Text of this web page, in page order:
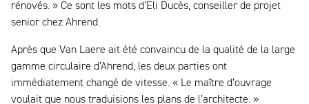
rénovés. » Ce sont les mots d’Eli Ducès, conseiller de projet
senior chez Ahrend.
Après que Van Laere ait été convaincu de la qualité de la large
gamme circulaire d’Ahrend, les deux parties ont
immédiatement changé de vitesse. « Le maître d’ouvrage
voulait que nous traduisions les plans de l’architecte. »